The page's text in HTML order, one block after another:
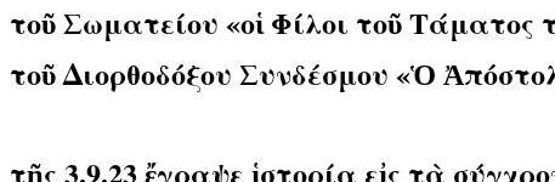
τοῦ Σωματείου «οἱ Φίλοι τοῦ Τάματος
τοῦ Διορθοδόξου Συνδέσμου «Ὁ
τῆς 3.9.23 ἔγραψε ἱστορία εἰς τὰ